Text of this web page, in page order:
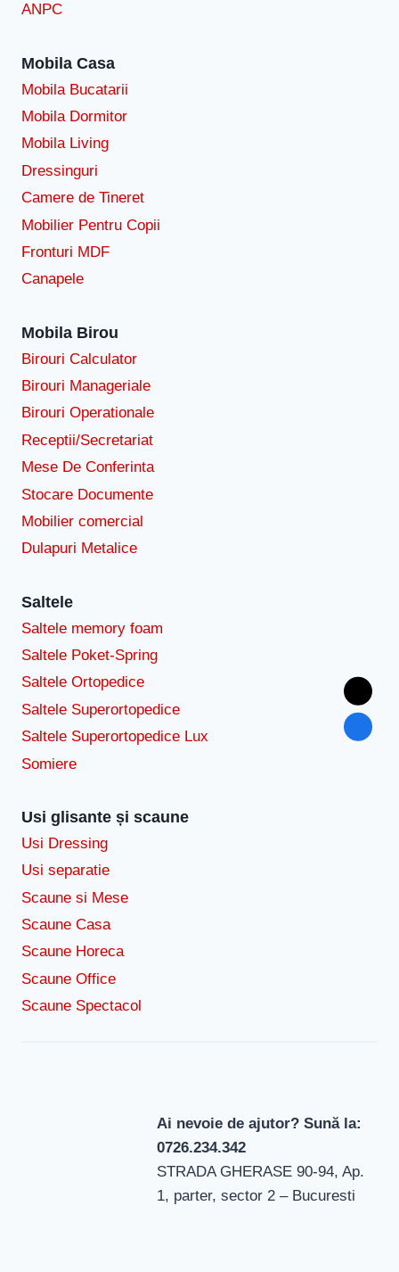
ANPC
Mobila Casa
Mobila Bucatarii
Mobila Dormitor
Mobila Living
Dressinguri
Camere de Tineret
Mobilier Pentru Copii
Fronturi MDF
Canapele
Mobila Birou
Birouri Calculator
Birouri Manageriale
Birouri Operationale
Receptii/Secretariat
Mese De Conferinta
Stocare Documente
Mobilier comercial
Dulapuri Metalice
Saltele
Saltele memory foam
Saltele Poket-Spring
Saltele Ortopedice
Saltele Superortopedice
Saltele Superortopedice Lux
Somiere
Usi glisante și scaune
Usi Dressing
Usi separatie
Scaune si Mese
Scaune Casa
Scaune Horeca
Scaune Office
Scaune Spectacol
Ai nevoie de ajutor? Sună la:
0726.234.342
STRADA GHERASE 90-94, Ap.
1, parter, sector 2 – Bucuresti